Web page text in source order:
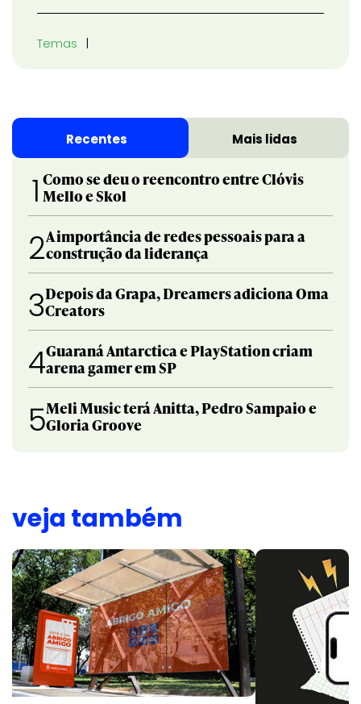
Temas
Recentes Mais lidas
1 Como se deu o reencontro entre Clóvis
Mello e Skol
2A importância de redes pessoais para a
construção da liderança
3Depois da Grapa, Dreamers adiciona Oma
Creators
4Guaraná Antarctica e PlayStation criam
arena gamer em SP
5Meli Music terá Anitta, Pedro Sampaio e
Gloria Groove
veja também